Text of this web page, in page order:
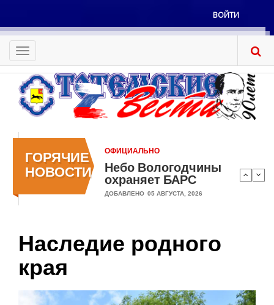
основному
содержанию
Меню
учётной
записи
пользователя
ВОЙТИ
Toggle
navigation
ГОРЯЧИЕ
НОВОСТИ
ОФИЦИАЛЬНО
Небо Вологодчины
охраняет БАРС
ДОБАВЛЕНО 05 АВГУСТА, 2026
Наследие родного
края